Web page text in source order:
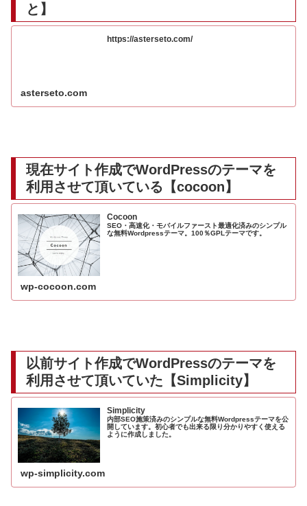
と 】
https://asterseto.com/
asterseto.com
現在サイト作成でWordPressのテーマを
利用させて頂いている【cocoon】
Cocoon
SEO・高速化・モバイルファースト最適化済みのシンプル
な無料Wordpressテーマ。100％GPLテーマです。
wp-cocoon.com
以前サイト作成でWordPressのテーマを
利用させて頂いていた【Simplicity】
Simplicity
内部SEO施策済みのシンプルな無料Wordpressテーマを公
開しています。初心者でも出来る限り分かりやすく使える
ように作成しました。
wp-simplicity.com